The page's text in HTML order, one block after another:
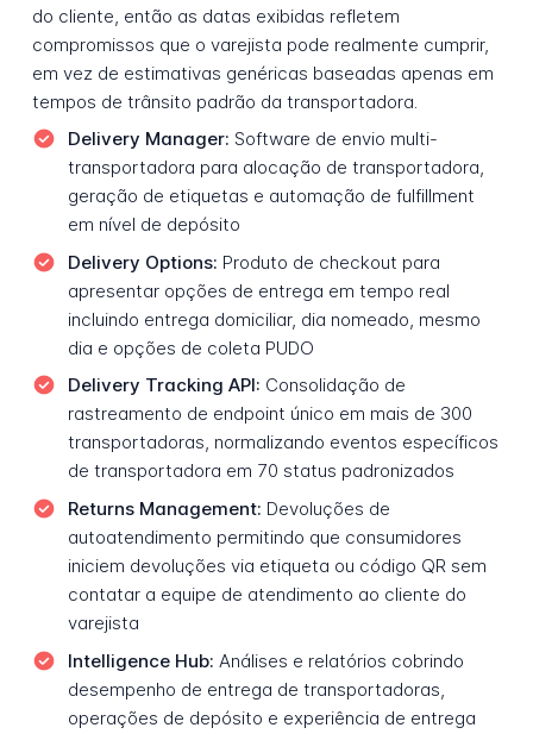
do cliente, então as datas exibidas refletem
compromissos que o varejista pode realmente cumprir,
em vez de estimativas genéricas baseadas apenas em
tempos de trânsito padrão da transportadora.
Delivery Manager: Software de envio multi-
transportadora para alocação de transportadora,
geração de etiquetas e automação de fulfillment
em nível de depósito
Delivery Options: Produto de checkout para
apresentar opções de entrega em tempo real
incluindo entrega domiciliar, dia nomeado, mesmo
dia e opções de coleta PUDO
Delivery Tracking API: Consolidação de
rastreamento de endpoint único em mais de 300
transportadoras, normalizando eventos específicos
de transportadora em 70 status padronizados
Returns Management: Devoluções de
autoatendimento permitindo que consumidores
iniciem devoluções via etiqueta ou código QR sem
contatar a equipe de atendimento ao cliente do
varejista
Intelligence Hub: Análises e relatórios cobrindo
desempenho de entrega de transportadoras,
operações de depósito e experiência de entrega